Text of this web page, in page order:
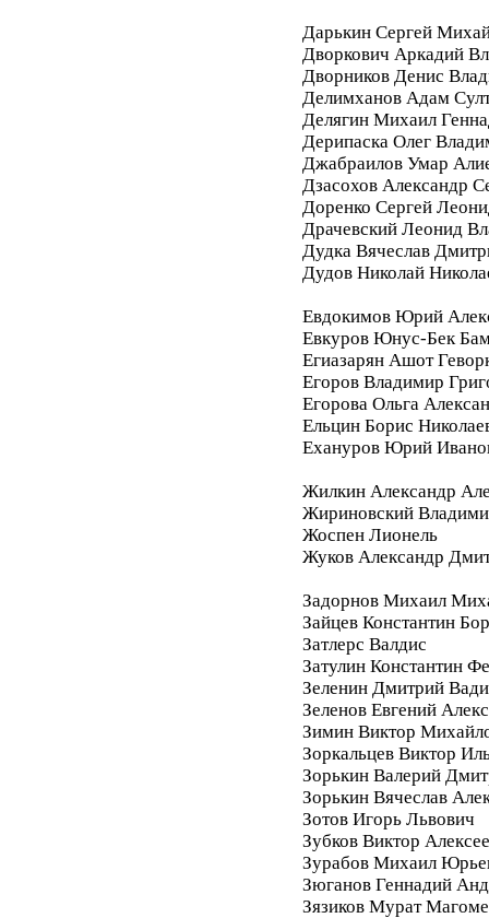
Дарькин Сергей
Дворкович Аркадий
Дворников Денис
Делимханов Адам
Делягин Михаил
Дерипаска Олег
Джабраилов Умар
Дзасохов Александр
Доренко Сергей
Драчевский Леонид
Дудка Вячеслав
Дудов Николай
Евдокимов Юрий
Евкуров Юнус-Бек
Егиазарян Ашот
Егоров Владимир
Егорова Ольга
Ельцин Борис
Ехануров Юрий
Жилкин Александр
Жириновский
Жоспен Лионель
Жуков Александр
Задорнов Михаил
Зайцев Константин
Затлерс Валдис
Затулин Константин
Зеленин Дмитрий
Зеленов Евгений
Зимин Виктор
Зоркальцев Виктор
Зорькин Валерий
Зорькин Вячеслав
Зотов Игорь Львович
Зубков Виктор
Зурабов Михаил
Зюганов Геннадий
Зязиков Мурат